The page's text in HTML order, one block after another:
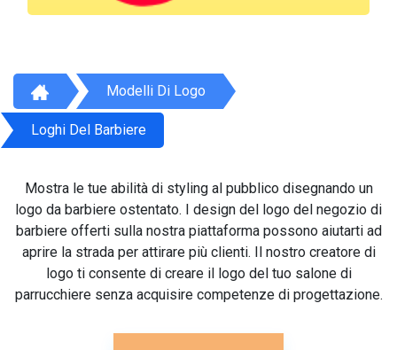
Modelli Di Logo
Loghi Del Barbiere
Mostra le tue abilità di styling al pubblico disegnando un
logo da barbiere ostentato. I design del logo del negozio di
barbiere offerti sulla nostra piattaforma possono aiutarti ad
aprire la strada per attirare più clienti. Il nostro creatore di
logo ti consente di creare il logo del tuo salone di
parrucchiere senza acquisire competenze di progettazione.